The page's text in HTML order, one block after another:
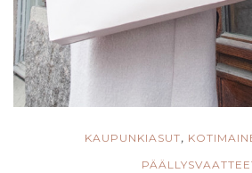
KAUPUNKIASUT,